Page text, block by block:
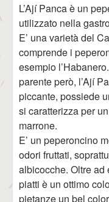
L’Ají Panca è un
utilizzato nella
E’ una varietà del
comprende i
esempio
parente però, l’Ají
piccante, possiede
si caratterizza per
marrone.
E’ un peperoncino
odori fruttati,
albicocche. Oltre ad
piatti è un ottimo
pietanze un bel